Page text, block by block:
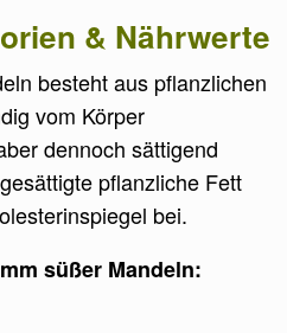
& Nährwerte
besteht aus pflanzlichen
vom Körper
dennoch sättigend
pflanzliche Fett
bei.
süßer Mandeln: